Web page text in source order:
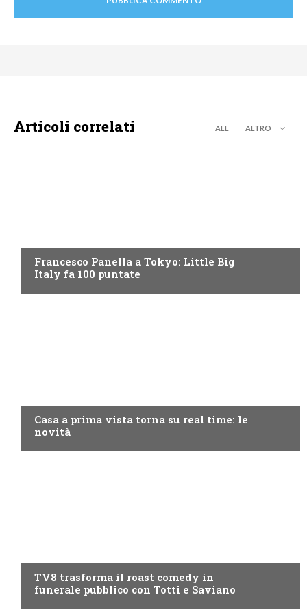
Articoli correlati ALL ALTRO
Francesco Panella a Tokyo: Little Big
Italy fa 100 puntate
Casa a prima vista torna su real time: le
novità
TV8 trasforma il roast comedy in
funerale pubblico con Totti e Saviano